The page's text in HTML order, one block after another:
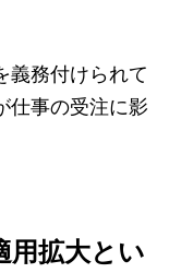
義務付けられて
仕事の受注に影
用拡大とい